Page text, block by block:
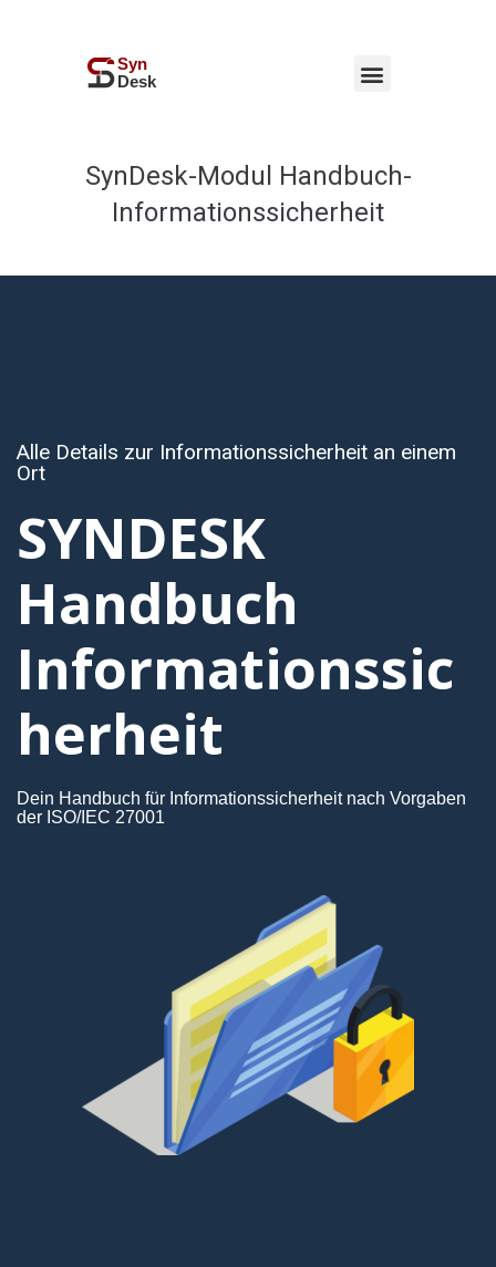
SynDesk-Modul Handbuch-
Informationssicherheit
Alle Details zur Informationssicherheit an einem
Ort
SYNDESK
Handbuch
Informationssic
herheit
Dein Handbuch für Informationssicherheit nach Vorgaben
der ISO/IEC 27001